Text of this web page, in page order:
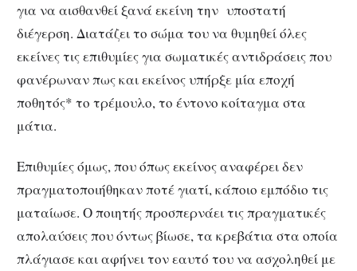
για να αισθανθεί ξανά εκείνη την υποστατή
διέγερση. Διατάζει το σώμα του να θυμηθεί όλες
εκείνες τις επιθυμίες για σωματικές αντιδράσεις που
φανέρωναν πως και εκείνος υπήρξε μία εποχή
ποθητός* το τρέμουλο, το έντονο κοίταγμα στα
μάτια.
Επιθυμίες όμως, που όπως εκείνος αναφέρει δεν
πραγματοποιήθηκαν ποτέ γιατί, κάποιο εμπόδιο τις
ματαίωσε. Ο ποιητής προσπερνάει τις πραγματικές
απολαύσεις που όντως βίωσε, τα κρεβάτια στα οποία
πλάγιασε και αφήνει τον εαυτό του να ασχοληθεί με